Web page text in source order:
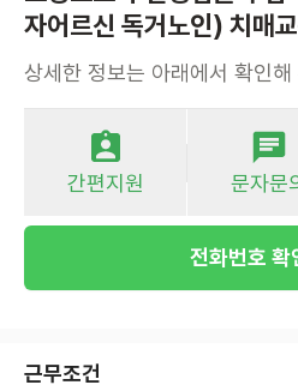
자어르신 독거노인) 치매
상세한 정보는 아래에서 확인해
간편지원 문자문
전화번호 확
근무조건